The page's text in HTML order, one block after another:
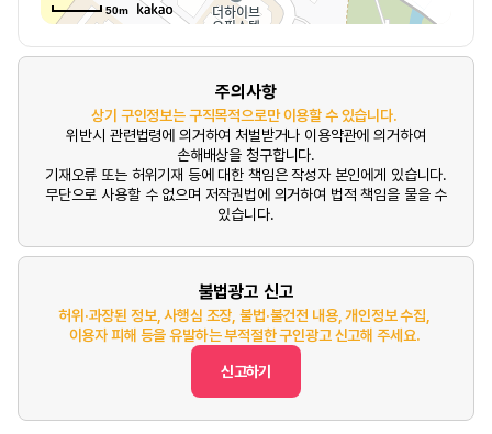
50m
주의사항
상기 구인정보는 구직목적으로만 이용할 수 있습니다.
위반시 관련법령에 의거하여 처벌받거나 이용약관에 의거하여
손해배상을 청구합니다.
기재오류 또는 허위기재 등에 대한 책임은 작성자 본인에게 있습니다.
무단으로 사용할 수 없으며 저작권법에 의거하여 법적 책임을 물을 수
있습니다.
불법광고 신고
허위·과장된 정보, 사행심 조장, 불법·불건전 내용, 개인정보 수집,
이용자 피해 등을 유발하는 부적절한 구인광고 신고해 주세요.
신고하기